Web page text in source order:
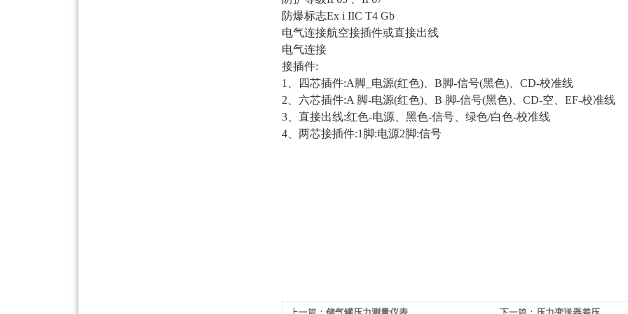
防爆标志Ex i IIC T4 Gb
电气连接航空接插件或直接出线
电气连接
接插件:
1、四芯插件:A脚_电源(红色)、B脚-信号(黑色)、CD-校准线
2、六芯插件:A 脚-电源(红色)、B 脚-信号(黑色)、CD-空、EF-校准线
3、直接出线:红色-电源、黑色-信号、绿色/白色-校准线
4、两芯接插件:1脚:电源2脚:信号